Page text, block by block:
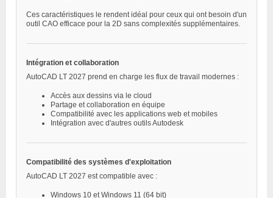
Ces caractéristiques le rendent idéal pour ceux qui ont besoin d'un
outil CAO efficace pour la 2D sans complexités supplémentaires.
Intégration et collaboration
AutoCAD LT 2027 prend en charge les flux de travail modernes :
Accès aux dessins via le cloud
Partage et collaboration en équipe
Compatibilité avec les applications web et mobiles
Intégration avec d'autres outils Autodesk
Compatibilité des systèmes d'exploitation
AutoCAD LT 2027 est compatible avec :
Windows 10 et Windows 11 (64 bit)